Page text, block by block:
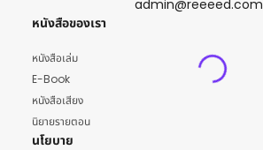
admin@reeeed.com
หนังสือของเรา
หนังสือเล่ม
E-Book
หนังสือเสียง
นิยายรายตอน
นโยบาย